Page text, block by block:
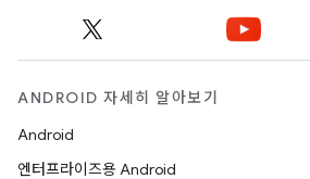
ANDROID 자세히 알아보기
Android
엔터프라이즈용 Android